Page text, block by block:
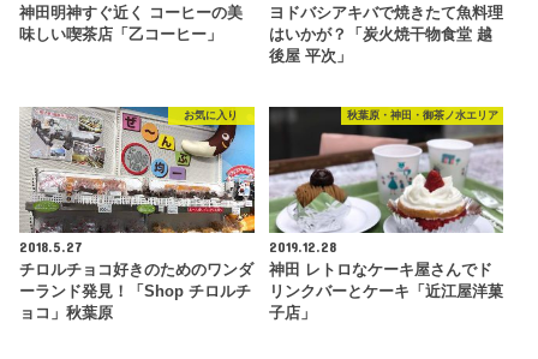
神田明神すぐ近く コーヒーの美
味しい喫茶店「乙コーヒー」
ヨドバシアキバで焼きたて魚料理
はいかが？「炭火焼干物食堂 越
後屋 平次」
お気に入り
2018.5.27
チロルチョコ好きのためのワンダ
ーランド発見！「Shop チロルチ
ョコ」秋葉原
秋葉原・神田・御茶ノ水エリア
2019.12.28
神田 レトロなケーキ屋さんでド
リンクバーとケーキ「近江屋洋菓
子店」